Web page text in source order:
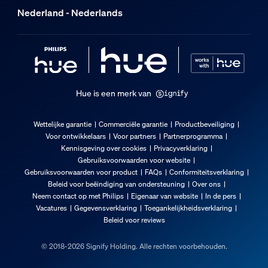
Nederland - Nederlands
Hue is een merk van
Wettelijke garantie Commerciële garantie
Productbeveiliging
Voor ontwikkelaars
Voor partners
Partnerprogramma
Kennisgeving over cookies
Privacyverklaring
Gebruiksvoorwaarden voor website
Gebruiksvoorwaarden voor product
FAQs
Conformiteitsverklaring
Beleid voor beëindiging van ondersteuning
Over ons
Neem contact op met Philips
Eigenaar van website
In de pers
Vacatures
Gegevensverklaring
Toegankelijkheidsverklaring
Beleid voor reviews
© 2018-2026 Signify Holding. Alle rechten voorbehouden.